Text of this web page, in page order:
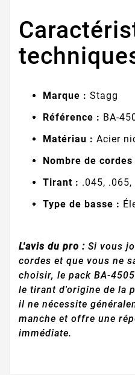
Marque : Stagg
Référence : BA-
Matériau : Acier
Nombre de cordes
Tirant : .045,
Type de basse :
L'avis du pro : Si vous
cordes et que vous ne
choisir, le pack BA-
le tirant d'origine de la
il ne nécessite
manche et offre une
immédiate.